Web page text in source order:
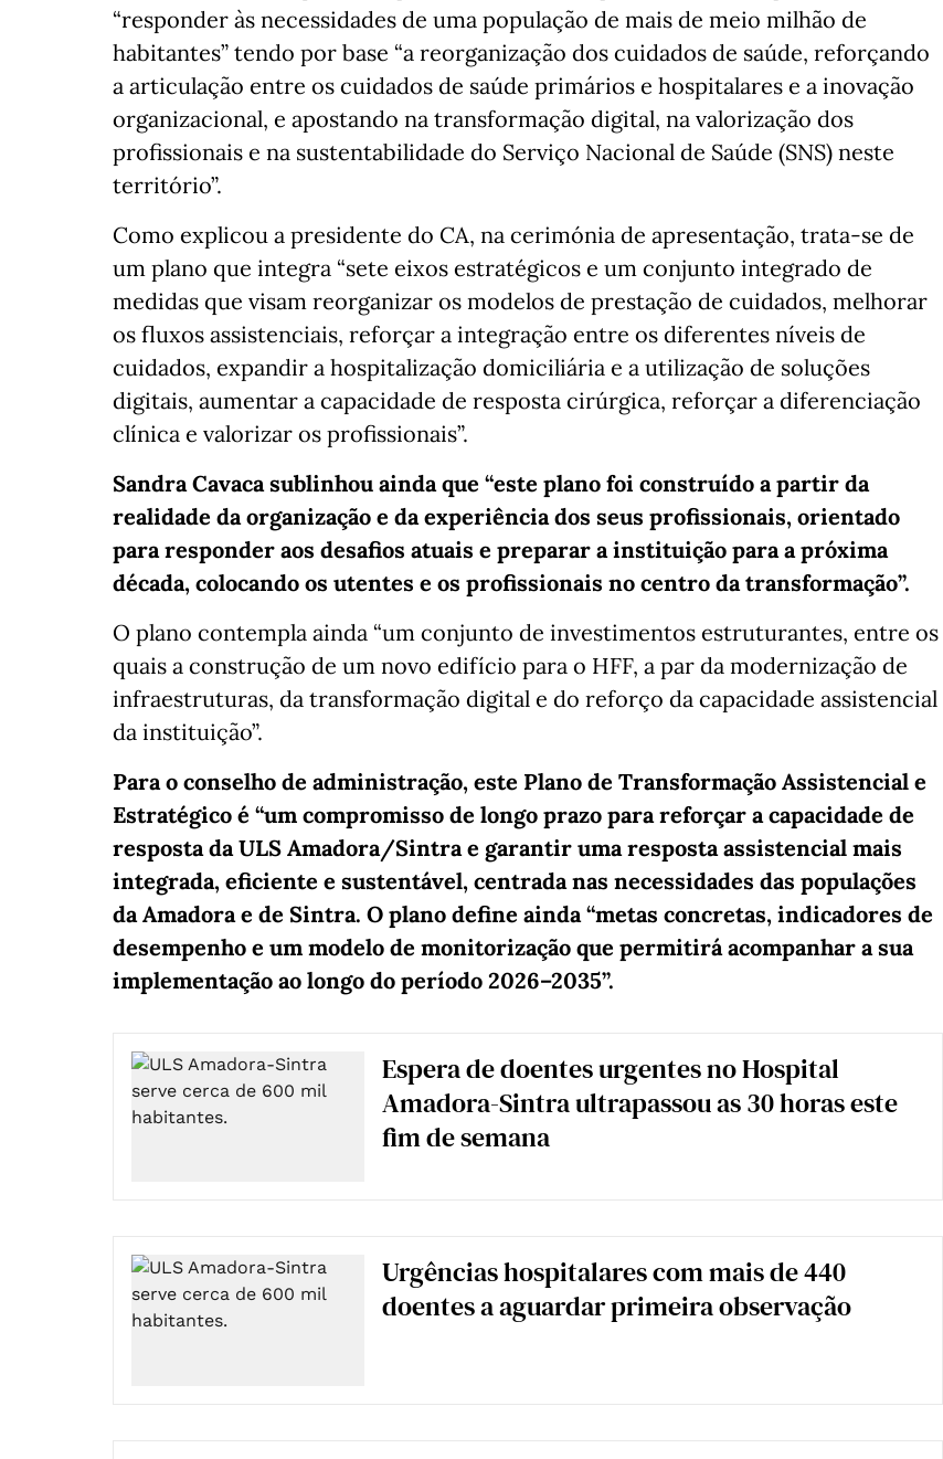
“responder às necessidades de uma população de mais de meio milhão de
habitantes” tendo por base “a reorganização dos cuidados de saúde, reforçando
a articulação entre os cuidados de saúde primários e hospitalares e a inovação
organizacional, e apostando na transformação digital, na valorização dos
profissionais e na sustentabilidade do Serviço Nacional de Saúde (SNS) neste
território”.
Como explicou a presidente do CA, na cerimónia de apresentação, trata-se de
um plano que integra “sete eixos estratégicos e um conjunto integrado de
medidas que visam reorganizar os modelos de prestação de cuidados, melhorar
os fluxos assistenciais, reforçar a integração entre os diferentes níveis de
cuidados, expandir a hospitalização domiciliária e a utilização de soluções
digitais, aumentar a capacidade de resposta cirúrgica, reforçar a diferenciação
clínica e valorizar os profissionais”.
Sandra Cavaca sublinhou ainda que “este plano foi construído a partir da
realidade da organização e da experiência dos seus profissionais, orientado
para responder aos desafios atuais e preparar a instituição para a próxima
década, colocando os utentes e os profissionais no centro da transformação”.
O plano contempla ainda “um conjunto de investimentos estruturantes, entre os
quais a construção de um novo edifício para o HFF, a par da modernização de
infraestruturas, da transformação digital e do reforço da capacidade assistencial
da instituição”.
Para o conselho de administração, este Plano de Transformação Assistencial e
Estratégico é “um compromisso de longo prazo para reforçar a capacidade de
resposta da ULS Amadora/Sintra e garantir uma resposta assistencial mais
integrada, eficiente e sustentável, centrada nas necessidades das populações
da Amadora e de Sintra. O plano define ainda “metas concretas, indicadores de
desempenho e um modelo de monitorização que permitirá acompanhar a sua
implementação ao longo do período 2026–2035”.
Espera de doentes urgentes no Hospital
Amadora-Sintra ultrapassou as 30 horas este
fim de semana
Urgências hospitalares com mais de 440
doentes a aguardar primeira observação